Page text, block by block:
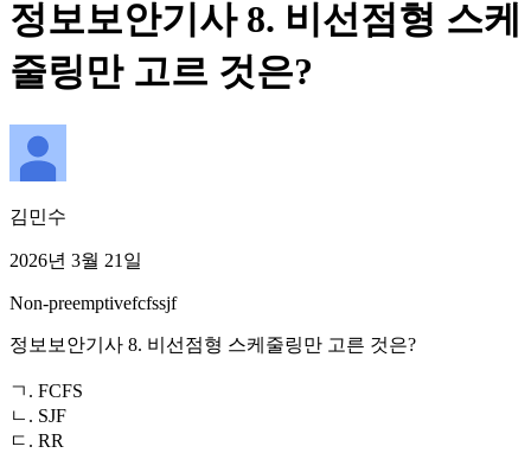
정보보안기사 8. 비선점형 스케
줄링만 고르 것은?
김민수
2026년 3월 21일
Non-preemptivefcfssjf
정보보안기사 8. 비선점형 스케줄링만 고른 것은?
ㄱ. FCFS
ㄴ. SJF
ㄷ. RR